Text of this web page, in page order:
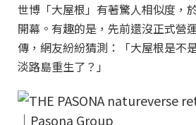
世博「大屋根」有著驚人相似度，
開幕。有趣的是，先前還沒正式營
傳，網友紛紛猜測：「大屋根是不
淡路島重生了？」